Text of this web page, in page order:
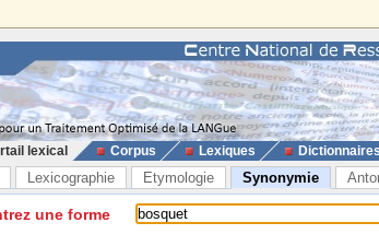
lexical Corpus Lexiques Dictionnaires
Lexicographie Etymologie Synonymie
une forme